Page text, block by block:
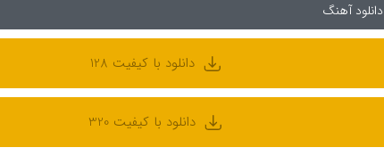
دانلود آهنگ
دانلود با کیفیت 128
دانلود با کیفیت 320